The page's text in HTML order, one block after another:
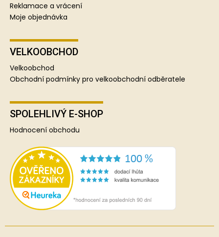
Reklamace a vrácení
Moje objednávka
VELKOOBCHOD
Velkoobchod
Obchodní podmínky pro velkoobchodní odběratele
SPOLEHLIVÝ E-SHOP
Hodnocení obchodu